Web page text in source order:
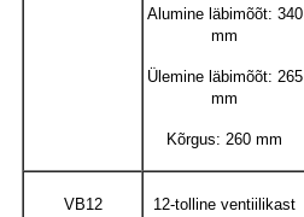
Alumine läbimõõt: 340
mm
Ülemine läbimõõt: 265
mm
Kõrgus: 260 mm
VB12 12-tolline ventiilikast